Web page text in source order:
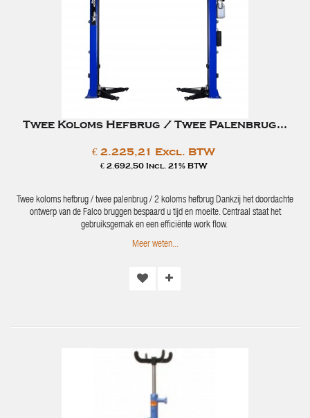
Twee Koloms Hefbrug / Twee Palenbrug...
€ 2.225,21 Excl. BTW
€ 2.692,50 Incl. 21% BTW
Twee koloms hefbrug / twee palenbrug / 2 koloms hefbrug Dankzij het doordachte
ontwerp van de Falco bruggen bespaard u tijd en moeite. Centraal staat het
gebruiksgemak en een efficiënte work flow.
Meer weten...